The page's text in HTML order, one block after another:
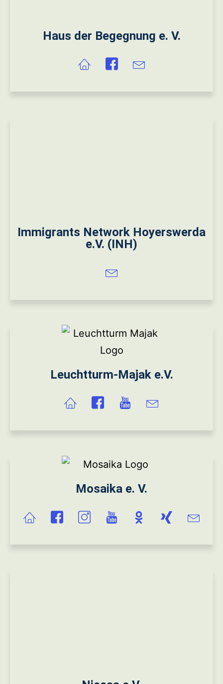
Haus der Begegnung e. V.
Immigrants Network Hoyerswerda
e.V. (INH)
Leuchtturm-Majak e.V.
Mosaika e. V.